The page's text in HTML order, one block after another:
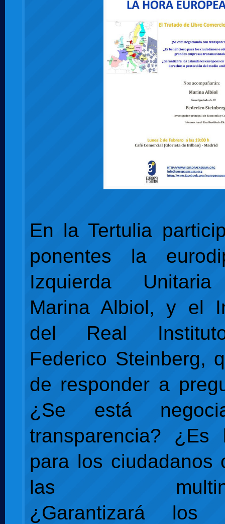
En la Tertulia
ponentes la
Izquierda
Marina Albiol, y el
del Real
Federico Steinberg,
de responder a
¿Se está
transparencia? ¿Es
para los ciudadanos
las
¿Garantizará los